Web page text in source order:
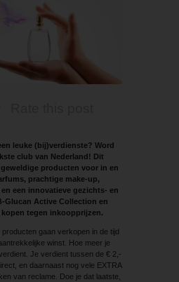
leuke (bij)verdienste? Word
club van Nederland! Dit
producten voor in en
prachtige make-up,
een innovatieve gezichts- en
Glucan Active Collection en
tegen inkoopprijzen.
gaan verkopen in de tijd
winst. Hoe meer je
Je verdient tussen de € 2,-
en daarnaast nog vele EXTRA
van reclame. Doe je dat laatste,